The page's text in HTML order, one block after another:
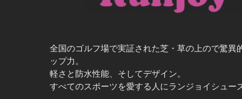
全国のゴルフ場で実証された芝・草の上ので驚異
ップ力。
軽さと防水性能、そしてデザイン。
すべてのスポーツを愛する人にランジョイシュー